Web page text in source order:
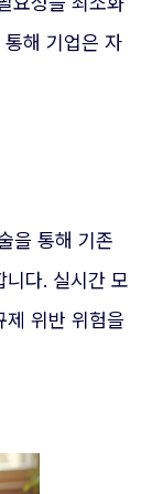
해 기업은 자
을 통해 기존
니다. 실시간 모
제 위반 위험을